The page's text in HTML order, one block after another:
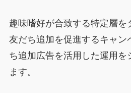
趣味嗜好が合致する特定層を
友だち追加を促進するキャン
ち追加広告を活用した運用を
ます。